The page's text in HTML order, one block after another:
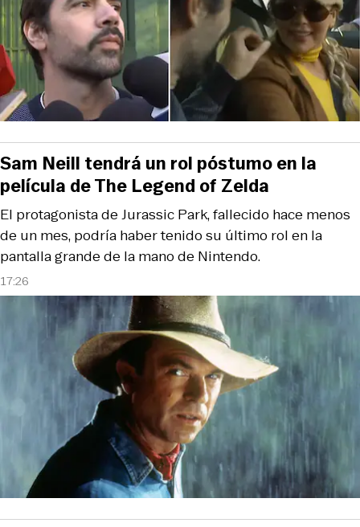
17:26
El protagonista de Jurassic Park, fallecido hace menos
de un mes, podría haber tenido su último rol en la
pantalla grande de la mano de Nintendo.
Sam Neill tendrá un rol póstumo en la
película de The Legend of Zelda